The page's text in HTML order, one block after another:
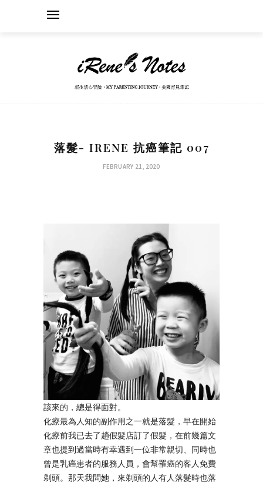
落髮- IRENE 抗癌筆記 007
FEBRUARY 21, 2020
該來的，總是得面對。
化療最為人知的副作用之一就是落髮，早在開始
化療前我已去了趟假髮店訂了假髮，在前幾篇文
章也提到過當時有幸遇到一位非常親切、同時也
曾是乳癌患者的服務人員，會幫罹癌的客人免費
剃頭。那天我問她，來剃頭的人有人落髮時也落